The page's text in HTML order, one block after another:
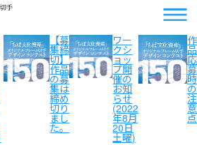
【募
集締
切】
作品
の募
集は
締め
切り
まし
た。
ワー
クシ
ョッ
プ開
催の
お知
らせ
(2022
年8月
20日
土曜)
作
品
応
募
時
の
注
意
点